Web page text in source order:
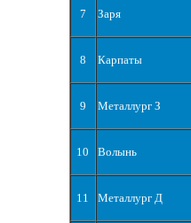
7 Заря
8 Карпаты
9 Металлург З
10 Волынь
11 Металлург Д